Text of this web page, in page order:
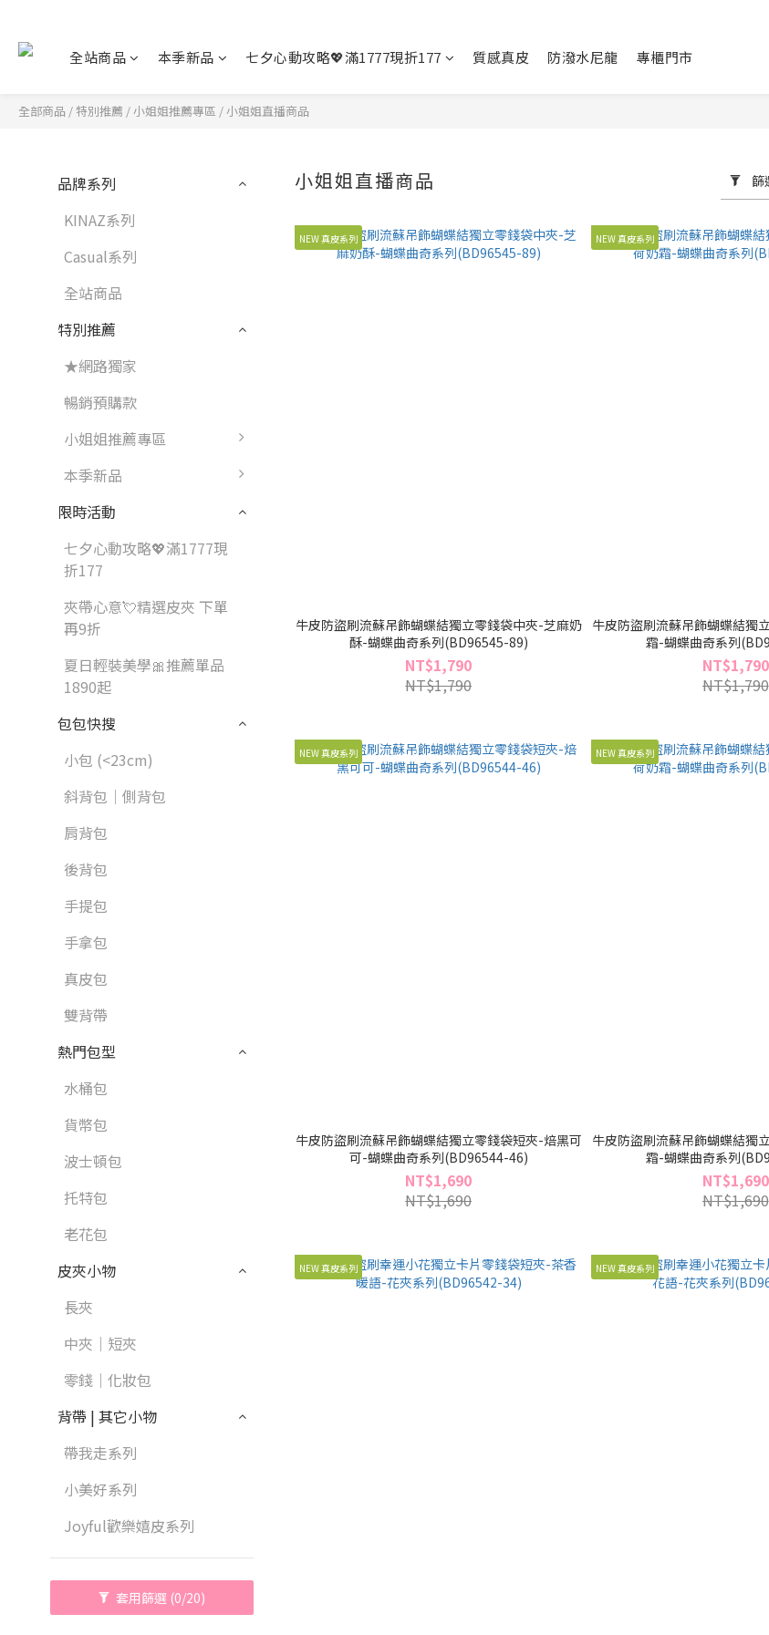
全站商品 本季新品 七夕心動攻略💖滿1777現折177 質感真皮 防潑水尼龍 專櫃門市
全部商品 /特別推薦 /小姐姐推薦專區 /小姐姐直播商品
品牌系列
KINAZ系列
Casual系列
全站商品
特別推薦
★網路獨家
暢銷預購款
小姐姐推薦專區
本季新品
限時活動
七夕心動攻略💖滿1777現
折177
夾帶心意💘精選皮夾 下單
再9折
夏日輕裝美學🎀推薦單品
1890起
包包快搜
小包 (<23cm)
斜背包｜側背包
肩背包
後背包
手提包
手拿包
真皮包
雙背帶
熱門包型
水桶包
貨幣包
波士頓包
托特包
老花包
皮夾小物
長夾
中夾｜短夾
零錢｜化妝包
背帶 | 其它小物
帶我走系列
小美好系列
Joyful歡樂嬉皮系列
套用篩選 (0/20)
小姐姐直播商品 篩
NEW 真皮系列
牛皮防盜刷流蘇吊飾蝴蝶結獨立零錢袋中夾-芝麻奶
酥-蝴蝶曲奇系列(BD96545-89)
NT$1,790
NT$1,790
NEW 真皮系列
牛皮防盜刷流蘇吊飾蝴蝶結獨
霜-蝴蝶曲奇系列
NT$1,790
NT$1,790
NEW 真皮系列
牛皮防盜刷流蘇吊飾蝴蝶結獨立零錢袋短夾-焙黑可
可-蝴蝶曲奇系列(BD96544-46)
NT$1,690
NT$1,690
NEW 真皮系列
牛皮防盜刷流蘇吊飾蝴蝶結獨
霜-蝴蝶曲奇系列
NT$1,690
NT$1,690
NEW 真皮系列 NEW 真皮系列